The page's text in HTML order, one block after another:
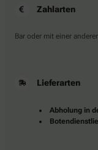
Zahlarten
Bar oder mit einer
Lieferarten
Abholung in